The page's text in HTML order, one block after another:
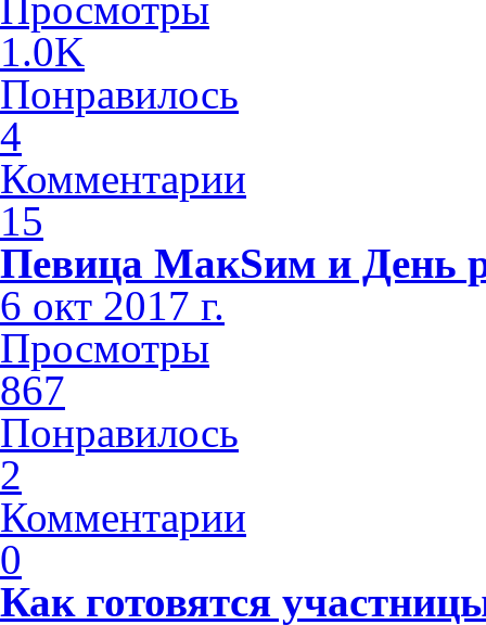
1.0K
Понравилось
4
Комментарии
15
Певица МакSим и День
6 окт 2017 г.
Просмотры
867
Понравилось
2
Комментарии
0
Как готовятся